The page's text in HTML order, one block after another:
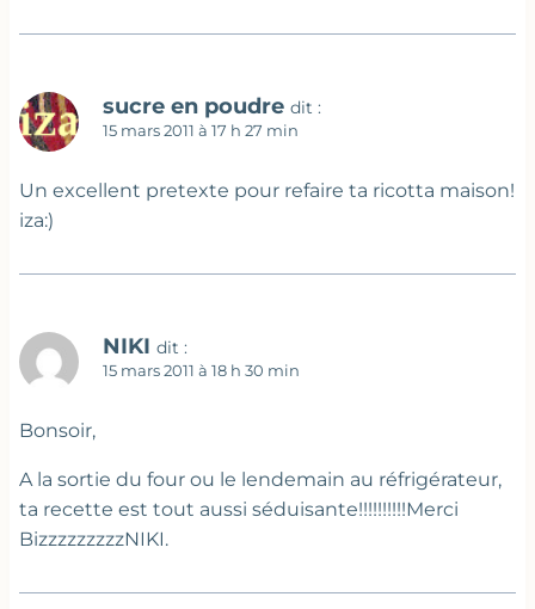
sucre en poudre dit :
15 mars 2011 à 17 h 27 min
Un excellent pretexte pour refaire ta ricotta maison!
iza:)
NIKI dit :
15 mars 2011 à 18 h 30 min
Bonsoir,
A la sortie du four ou le lendemain au réfrigérateur,
ta recette est tout aussi séduisante!!!!!!!!!!Merci
BizzzzzzzzzNIKI.